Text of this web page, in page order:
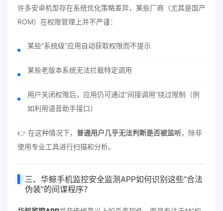
许多安卓机型存在系统优化策略差异，某些厂商（尤其是国产
ROM）在权限管理上并不严谨：
某些“系统级”应用自动获取权限而不提示
某些老版本系统无法拦截特定调用
用户关闭权限后，应用仍可通过“间接调用”绕过限制（例
如利用语音助手接口）
👉 在这种情况下， 普通用户几乎无法判断是否被监听，除非
使用专业工具进行扫描和分析。
三、 华鲸手机监控安全监测APP如何识别这些“合法
伪装”的间谍程序？